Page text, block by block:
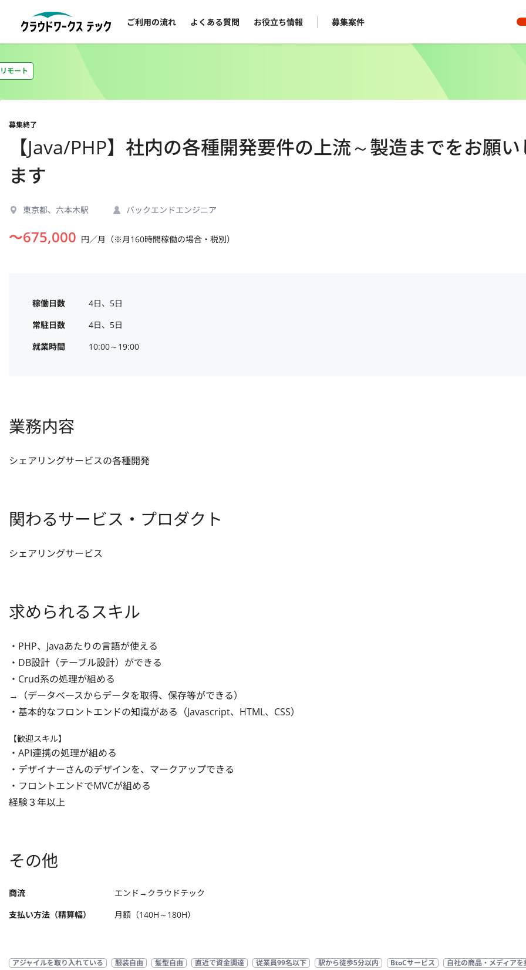
ご利用の流れ よくある質問 お役立ち情報 募集案件
モート
募集終了
【Java/PHP】社内の各種開発要件の上流～製造までをお願い
ます
東京都、六本木駅 バックエンドエンジニア
〜675,000 円／月（※月160時間稼働の場合・税別）
稼働日数
4日、5日
常駐日数
4日、5日
就業時間
10:00～19:00
業務内容
シェアリングサービスの各種開発
関わるサービス・プロダクト
シェアリングサービス
求められるスキル
・PHP、Javaあたりの言語が使える
・DB設計（テーブル設計）ができる
・Crud系の処理が組める
→（データベースからデータを取得、保存等ができる）
・基本的なフロントエンドの知識がある（Javascript、HTML、CSS）
【歓迎スキル】
・API連携の処理が組める
・デザイナーさんのデザインを、マークアップできる
・フロントエンドでMVCが組める
経験３年以上
その他
商流
エンド→クラウドテック
支払い方法（精算幅）
月額（140H～180H）
アジャイルを取り入れている 服装自由 髪型自由 直近で資金調達 従業員99名以下 駅から徒歩5分以内 BtoCサービス
自社の商品・メディアを